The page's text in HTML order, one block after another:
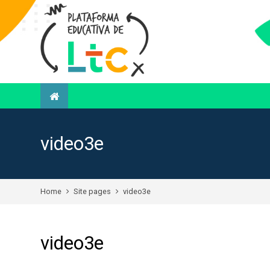
video3e
Home Site pages video3e
video3e